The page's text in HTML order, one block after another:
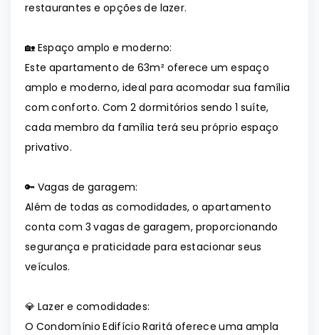
restaurantes e opções de lazer.
🏡 Espaço amplo e moderno:
Este apartamento de 63m² oferece um espaço
amplo e moderno, ideal para acomodar sua família
com conforto. Com 2 dormitórios sendo 1 suíte,
cada membro da família terá seu próprio espaço
privativo.
🔑 Vagas de garagem:
Além de todas as comodidades, o apartamento
conta com 3 vagas de garagem, proporcionando
segurança e praticidade para estacionar seus
veículos.
💎 Lazer e comodidades:
O Condomínio Edifício Raritá oferece uma ampla